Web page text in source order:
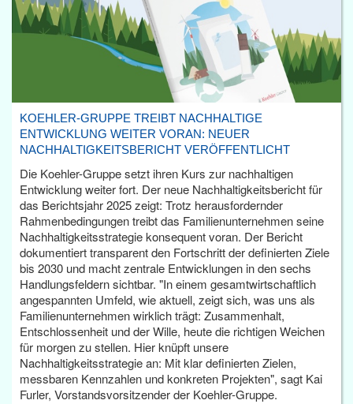
KOEHLER-GRUPPE TREIBT NACHHALTIGE
ENTWICKLUNG WEITER VORAN: NEUER
NACHHALTIGKEITSBERICHT VERÖFFENTLICHT
Die Koehler-Gruppe setzt ihren Kurs zur nachhaltigen
Entwicklung weiter fort. Der neue Nachhaltigkeitsbericht für
das Berichtsjahr 2025 zeigt: Trotz herausfordernder
Rahmenbedingungen treibt das Familienunternehmen seine
Nachhaltigkeitsstrategie konsequent voran. Der Bericht
dokumentiert transparent den Fortschritt der definierten Ziele
bis 2030 und macht zentrale Entwicklungen in den sechs
Handlungsfeldern sichtbar. "In einem gesamtwirtschaftlich
angespannten Umfeld, wie aktuell, zeigt sich, was uns als
Familienunternehmen wirklich trägt: Zusammenhalt,
Entschlossenheit und der Wille, heute die richtigen Weichen
für morgen zu stellen. Hier knüpft unsere
Nachhaltigkeitsstrategie an: Mit klar definierten Zielen,
messbaren Kennzahlen und konkreten Projekten", sagt Kai
Furler, Vorstandsvorsitzender der Koehler-Gruppe.